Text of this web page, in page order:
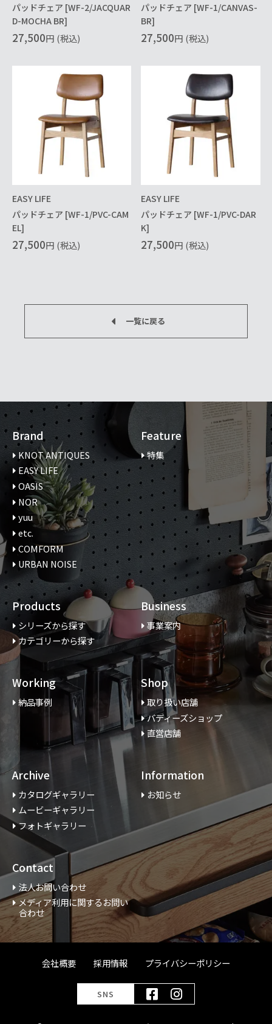
パッドチェア [WF-2/JACQUAR
D-MOCHA BR]
27,500円 (税込)
パッドチェア [WF-1/CANVAS-
BR]
27,500円 (税込)
EASY LIFE
パッドチェア [WF-1/PVC-CAM
EL]
27,500円 (税込)
EASY LIFE
パッドチェア [WF-1/PVC-DAR
K]
27,500円 (税込)
一覧に戻る
Brand
KNOT ANTIQUES
EASY LIFE
OASIS
NOR
yuu
etc.
COMFORM
URBAN NOISE
Feature
特集
Products
シリーズから探す
カテゴリーから探す
Business
事業案内
Working
納品事例
Shop
取り扱い店舗
バディーズショップ
直営店舗
Archive
カタログギャラリー
ムービーギャラリー
フォトギャラリー
Information
お知らせ
Contact
法人お問い合わせ
メディア利用に関するお問い
合わせ
会社概要 採用情報 プライバシーポリシー
SNS